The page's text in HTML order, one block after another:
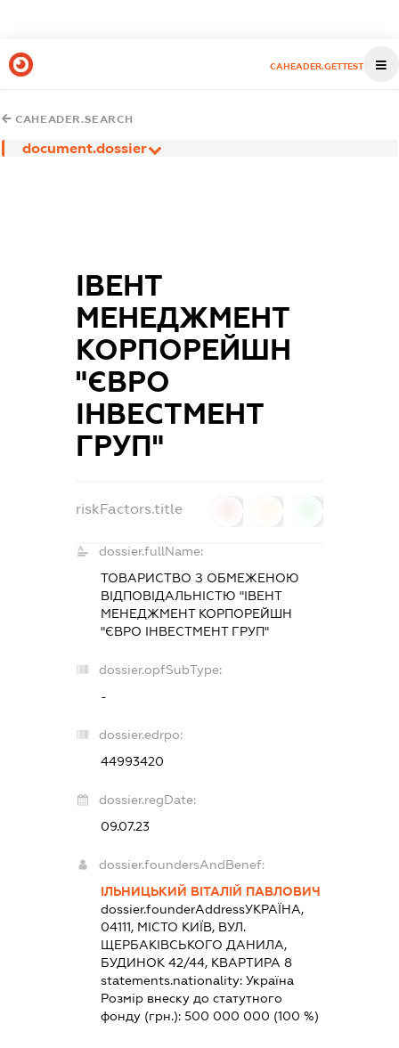
CAHEADER.GETTEST
CAHEADER.SEARCH
document.dossier
ІВЕНТ
МЕНЕДЖМЕНТ
КОРПОРЕЙШН
"ЄВРО
ІНВЕСТМЕНТ
ГРУП"
riskFactors.title
dossier.fullName:
ТОВАРИСТВО З ОБМЕЖЕНОЮ
ВІДПОВІДАЛЬНІСТЮ "ІВЕНТ
МЕНЕДЖМЕНТ КОРПОРЕЙШН
"ЄВРО ІНВЕСТМЕНТ ГРУП"
dossier.opfSubType:
-
dossier.edrpo:
44993420
dossier.regDate:
09.07.23
dossier.foundersAndBenef:
ІЛЬНИЦЬКИЙ ВІТАЛІЙ ПАВЛОВИЧ
dossier.founderAddressУКРАЇНА,
04111, МІСТО КИЇВ, ВУЛ.
ЩЕРБАКІВСЬКОГО ДАНИЛА,
БУДИНОК 42/44, КВАРТИРА 8
statements.nationality:Україна
Розмір внеску до статутного
фонду (грн.):500 000 000 (100 %)